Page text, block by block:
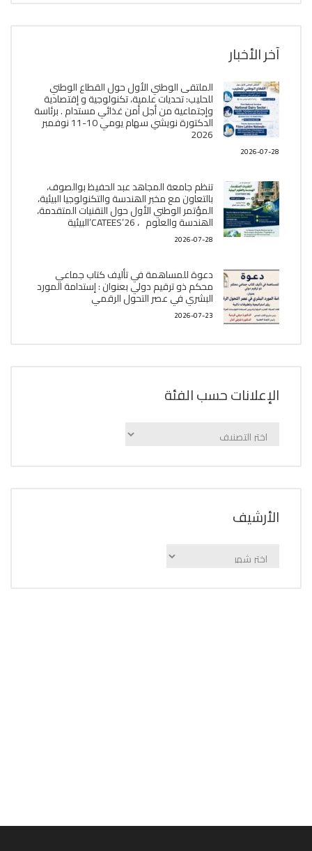
آخر الأخبار
الملتقى الوطني الأول حول القطاع الوطني
للحليب: تحديات علمية، تكنولوجية و إقتصادية
وإجتماعية من أجل أمن غذائي مستدام . برئاسة
الدكتورة نويشي سهام يومي 10-11 نوفمبر
2026
2026-07-28
تنظم جامعة المجاهد عبد الحفيظ بوالصوف،
بالتعاون مع مخبر الھندسة والتكنولوجيا البیئیة،
المؤتمر الوطني الأول حول التقنيات المتقدمة،
الھندسة والعلوم ، CATEES’26’البیئية
2026-07-28
دعوة للمساهمة في تأليف كتاب جماعي
محكم ذو ترقيم دولي بعنوان : إستدامة المورد
البشري في عصر التحول الرقمي
2026-07-23
الإعلانات حسب الفئة
الإعلانات
اﻷرشيف
اﻷرشيف